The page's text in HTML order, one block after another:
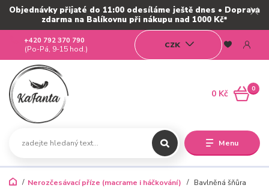
Objednávky přijaté do 11:00 odesíláme ještě dnes • Doprava
zdarma na Balíkovnu při nákupu nad 1000 Kč*
Menu
CZK
+420 792 370 790
(Po-Pá, 9-15 hod.)
0
0 Kč
Nerozčesávací příze (macrame i háčkování)
Bavlněná šňůra